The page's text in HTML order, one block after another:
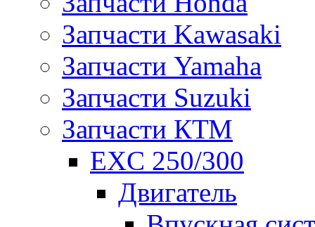
Запчасти Kawasaki
Запчасти Yamaha
Запчасти Suzuki
Запчасти КТМ
EXC 250/300
Двигатель